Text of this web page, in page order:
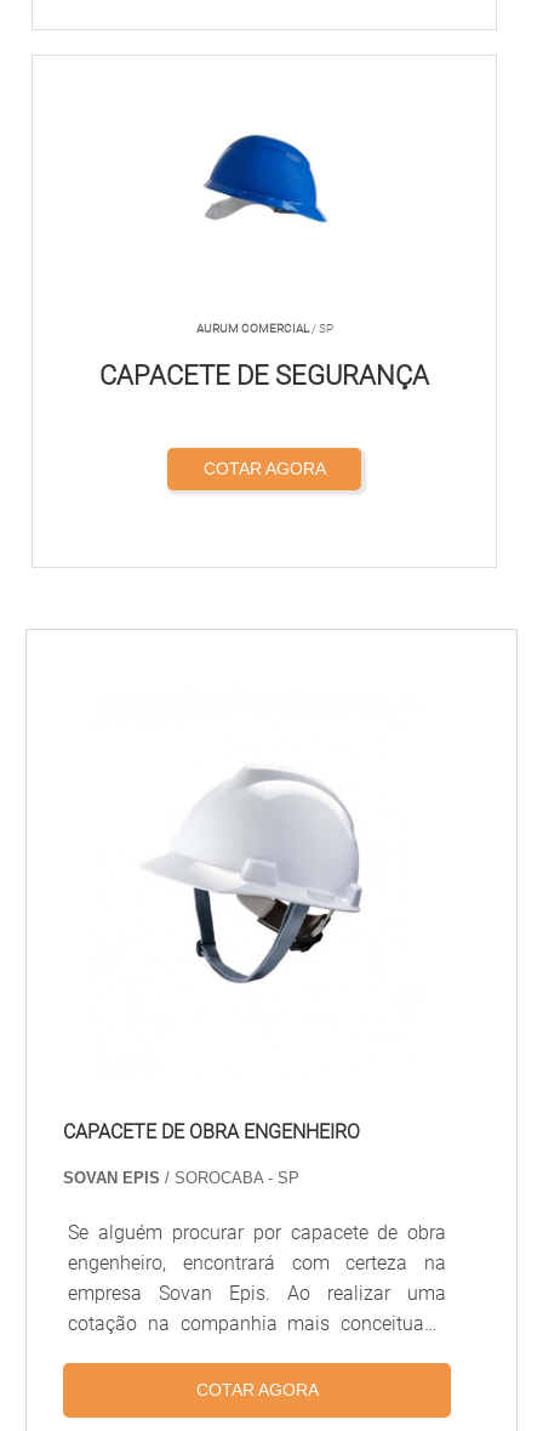
AURUM COMERCIAL/ SP
CAPACETE DE SEGURANÇA
COTAR AGORA
CAPACETE DE OBRA ENGENHEIRO
SOVAN EPIS/ SOROCABA - SP
Se alguém procurar por capacete de obra
engenheiro, encontrará com certeza na
empresa Sovan Epis. Ao realizar uma
cotação na companhia mais conceituada
sobre a maior referência em bom
atendimento.Quando a busca é por
COTAR AGORA